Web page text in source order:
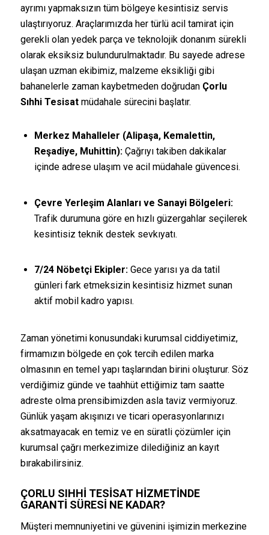
ayrımı yapmaksızın tüm bölgeye kesintisiz servis
ulaştırıyoruz. Araçlarımızda her türlü acil tamirat için
gerekli olan yedek parça ve teknolojik donanım sürekli
olarak eksiksiz bulundurulmaktadır. Bu sayede adrese
ulaşan uzman ekibimiz, malzeme eksikliği gibi
bahanelerle zaman kaybetmeden doğrudan Çorlu
Sıhhi Tesisatmüdahale sürecini başlatır.
Merkez Mahalleler (Alipaşa, Kemalettin,
Reşadiye, Muhittin):Çağrıyı takiben dakikalar
içinde adrese ulaşım ve acil müdahale güvencesi.
Çevre Yerleşim Alanları ve Sanayi Bölgeleri:
Trafik durumuna göre en hızlı güzergahlar seçilerek
kesintisiz teknik destek sevkıyatı.
7/24 Nöbetçi Ekipler:Gece yarısı ya da tatil
günleri fark etmeksizin kesintisiz hizmet sunan
aktif mobil kadro yapısı.
Zaman yönetimi konusundaki kurumsal ciddiyetimiz,
firmamızın bölgede en çok tercih edilen marka
olmasının en temel yapı taşlarından birini oluşturur. Söz
verdiğimiz günde ve taahhüt ettiğimiz tam saatte
adreste olma prensibimizden asla taviz vermiyoruz.
Günlük yaşam akışınızı ve ticari operasyonlarınızı
aksatmayacak en temiz ve en süratli çözümler için
kurumsal çağrı merkezimize dilediğiniz an kayıt
bırakabilirsiniz.
ÇORLU SIHHI TESISAT HIZMETINDE
GARANTI SÜRESI NE KADAR?
Müşteri memnuniyetini ve güvenini işimizin merkezine